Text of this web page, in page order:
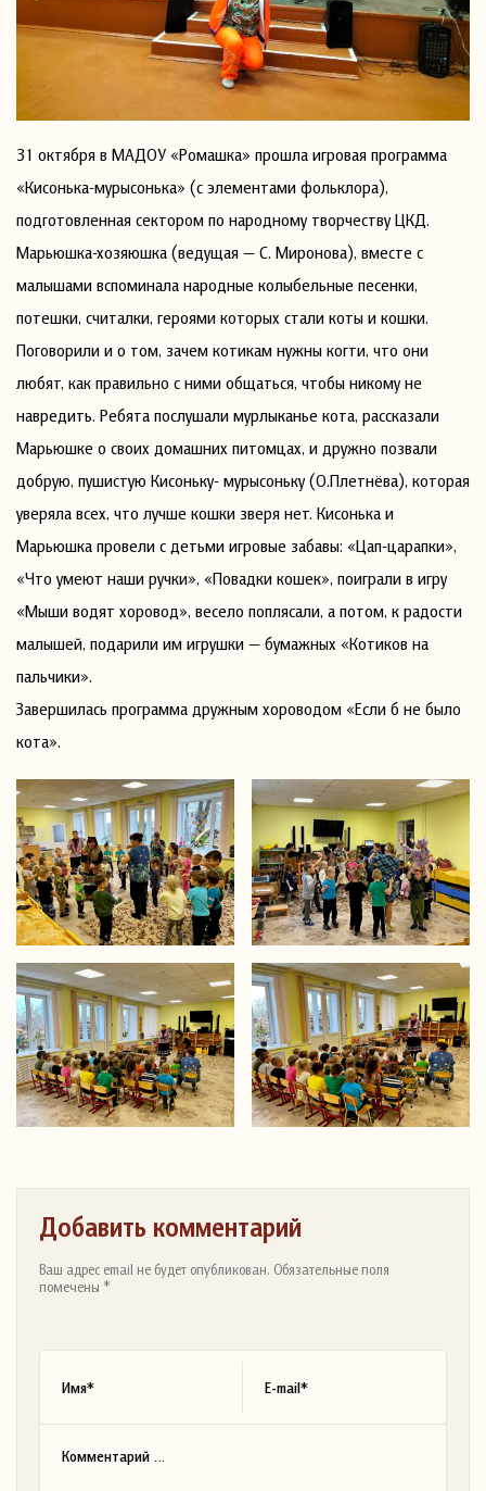
31 октября в МАДОУ «Ромашка» прошла игровая программа
«Кисонька-мурысонька» (с элементами фольклора),
подготовленная сектором по народному творчеству ЦКД.
Марьюшка-хозяюшка (ведущая — С. Миронова), вместе с
малышами вспоминала народные колыбельные песенки,
потешки, считалки, героями которых стали коты и кошки.
Поговорили и о том, зачем котикам нужны когти, что они
любят, как правильно с ними общаться, чтобы никому не
навредить. Ребята послушали мурлыканье кота, рассказали
Марьюшке о своих домашних питомцах, и дружно позвали
добрую, пушистую Кисоньку- мурысоньку (О.Плетнёва), которая
уверяла всех, что лучше кошки зверя нет. Кисонька и
Марьюшка провели с детьми игровые забавы: «Цап-царапки»,
«Что умеют наши ручки», «Повадки кошек», поиграли в игру
«Мыши водят хоровод», весело поплясали, а потом, к радости
малышей, подарили им игрушки — бумажных «Котиков на
пальчики».
Завершилась программа дружным хороводом «Если б не было
кота».
Добавить комментарий
Ваш адрес email не будет опубликован. Обязательные поля
помечены *